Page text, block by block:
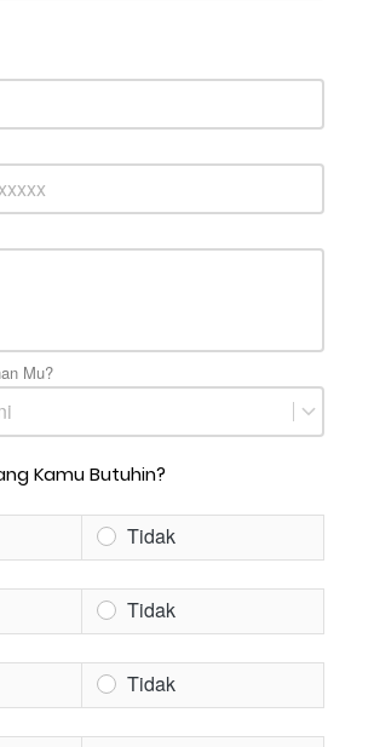
Mu?
Kamu Butuhin?
Tidak
Tidak
Tidak